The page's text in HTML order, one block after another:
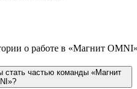
стать частью команды «Магнит